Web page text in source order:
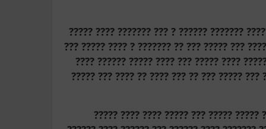
??? ??? ?? ????? ?????? ????? ????? ??
???????? ??????? ??? ???? ????? ??????? ??
????? ?????? ?? ??? ??? ???? ????? ??
????? ??? ?????? ???? ???? ??? ??? ???
???? ?????? ??? 1982 ???????? ??????? ????????